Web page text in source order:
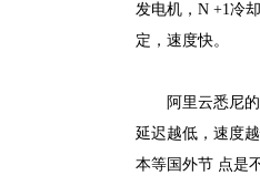
发电机，N +1冷
定，速度快。
阿里云悉尼
延迟越低，速度
本等国外节 点是